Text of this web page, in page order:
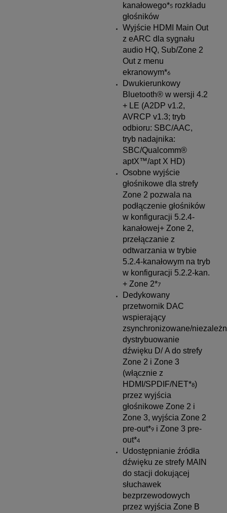
kanałowego*5rozkładu
głośników
Wyjście HDMI Main Out
z eARC dla sygnału
audio HQ, Sub/Zone 2
Out z menu
ekranowym*6
Dwukierunkowy
Bluetooth® w wersji 4.2
+ LE (A2DP v1.2,
AVRCP v1.3; tryb
odbioru: SBC/AAC,
tryb nadajnika:
SBC/Qualcomm®
aptX™/apt X HD)
Osobne wyjście
głośnikowe dla strefy
Zone 2 pozwala na
podłączenie głośników
w konfiguracji 5.2.4-
kanałowej+ Zone 2,
przełączanie z
odtwarzania w trybie
5.2.4-kanałowym na tryb
w konfiguracji 5.2.2-kan.
+ Zone 2*7
Dedykowany
przetwornik DAC
wspierający
zsynchronizowane/
dystrybuowanie
dźwięku D/ A do strefy
Zone 2 i Zone 3
(włącznie z
HDMI/SPDIF/NET*8)
przez wyjścia
głośnikowe Zone 2 i
Zone 3, wyjścia Zone 2
pre-out*9i Zone 3 pre-
out*4
Udostępnianie źródła
dźwięku ze strefy MAIN
do stacji dokującej
słuchawek
bezprzewodowych
przez wyjścia Zone B